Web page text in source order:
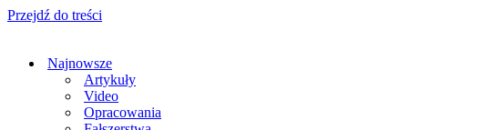
Przejdź do treści
Najnowsze
Artykuły
Video
Opracowania